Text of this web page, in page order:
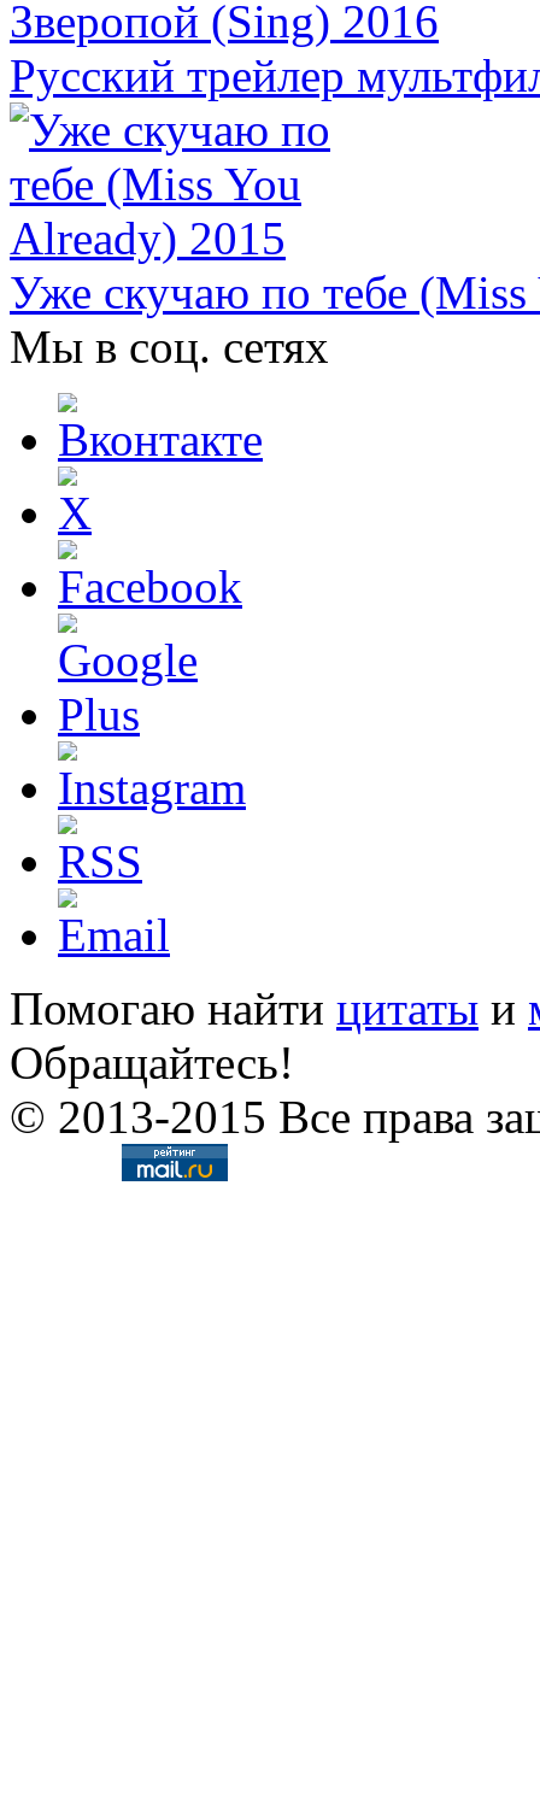
Русский трейлер
​Уже скучаю по тебе
Мы в соц. сетях
Помогаю найти цитаты и
Обращайтесь!
© 2013-2015 Все права